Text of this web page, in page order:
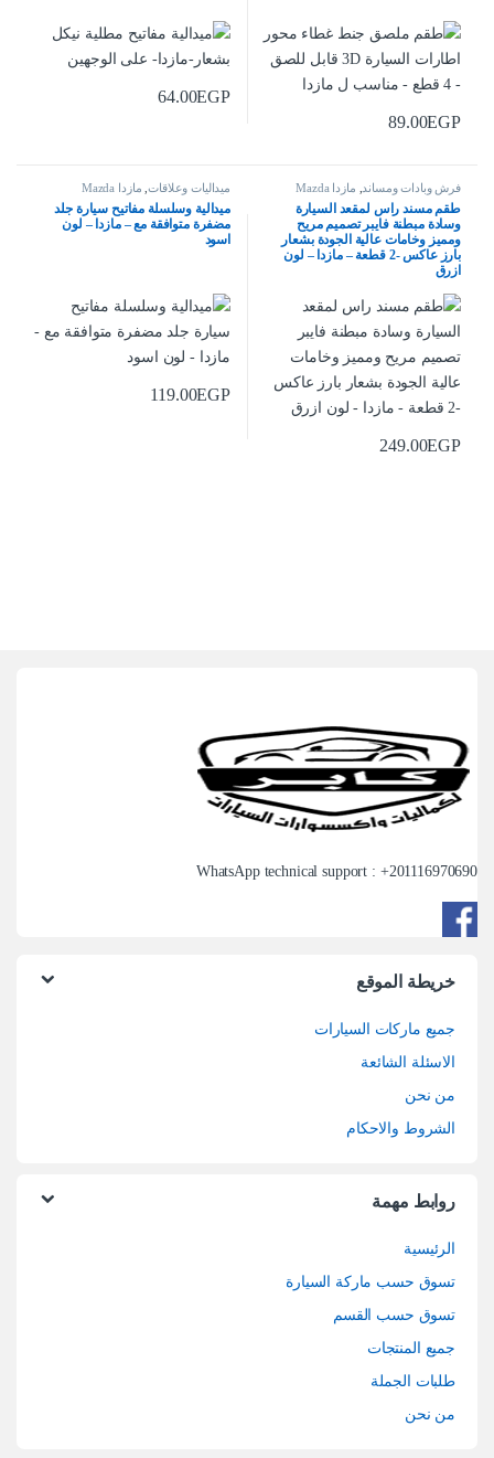
89.00EGP
64.00EGP
فرش وبادات ومساند مازدا Mazda
طقم مسند راس لمقعد السيارة
وسادة مبطنة فايبر تصميم مريح
ومميز وخامات عالية الجودة بشعار
بارز عاكس -2 قطعة – مازدا – لون
ازرق
249.00EGP
ميداليات وعلاقات, مازدا Mazda
ميدالية وسلسلة مفاتيح سيارة جلد
مضفرة متوافقة مع – مازدا – لون
اسود
119.00EGP
WhatsApp technical support : +201116970690
خريطة الموقع
جميع ماركات السيارات
الاسئلة الشائعة
من نحن
الشروط والاحكام
روابط مهمة
الرئيسية
تسوق حسب ماركة السيارة
تسوق حسب القسم
جميع المنتجات
طلبات الجملة
من نحن